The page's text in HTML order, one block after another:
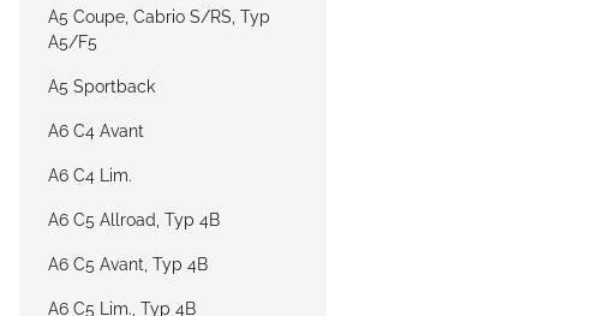
A5 Coupe, Cabrio S/RS, Typ
A5/F5
A5 Sportback
A6 C4 Avant
A6 C4 Lim.
A6 C5 Allroad, Typ 4B
A6 C5 Avant, Typ 4B
A6 C5 Lim., Typ 4B